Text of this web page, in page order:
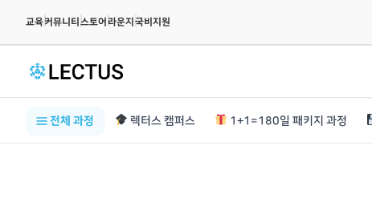
교육|커뮤니티 |스토어 |라운지 |국비지원
전체 과정 렉터스 캠퍼스 1+1=180일 패키지 과정